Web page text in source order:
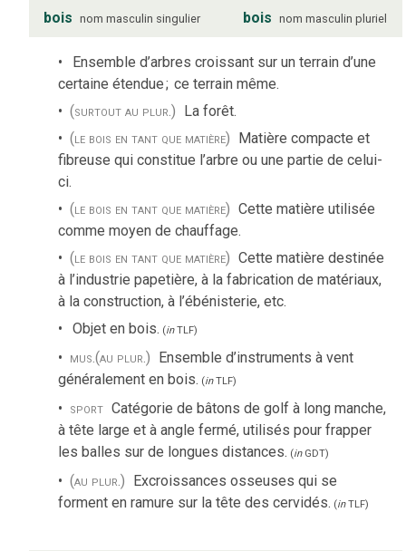
bois nom masculin singulier bois nom masculin pluriel
Ensemble d’arbres croissant sur un terrain d’une
certaine étendue; ce terrain même.
(surtout au plur.) La forêt.
(le bois en tant que matière) Matière compacte et
fibreuse qui constitue l’arbre ou une partie de celui-
ci.
(le bois en tant que matière) Cette matière utilisée
comme moyen de chauffage.
(le bois en tant que matière) Cette matière destinée
à l’industrie papetière, à la fabrication de matériaux,
à la construction, à l’ébénisterie, etc.
Objet en bois. (inTLF)
mus.(au plur.) Ensemble d’instruments à vent
généralement en bois. (inTLF)
sport Catégorie de bâtons de golf à long manche,
à tête large et à angle fermé, utilisés pour frapper
les balles sur de longues distances. (inGDT)
(au plur.) Excroissances osseuses qui se
forment en ramure sur la tête des cervidés. (inTLF)